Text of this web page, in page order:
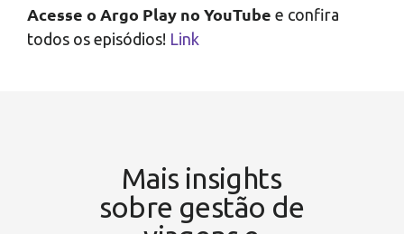
Acesse o Argo Play no YouTube e confira
todos os episódios! Link
Mais insights
sobre gestão de